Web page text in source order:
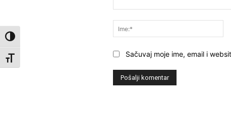
Toggle High Contrast
Toggle Font size
Sačuvaj moje ime, email i